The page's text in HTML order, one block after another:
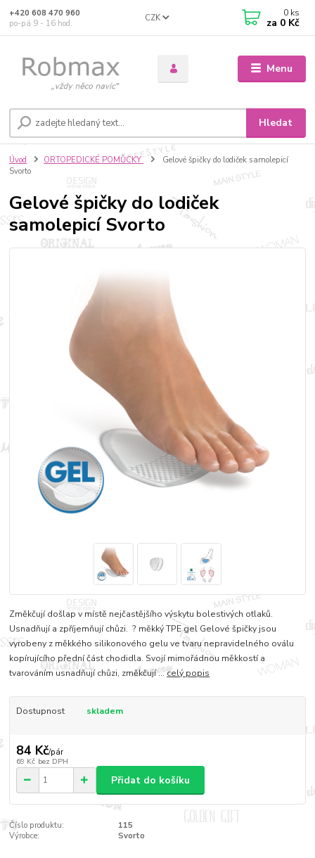
Menu
CZK
Hledat
+420 608 470 960
po-pá 9 - 16 hod.
0 ks
za 0 Kč
Úvod ORTOPEDICKÉ POMŮCKY
Gelové špičky do lodiček samolepicí
Svorto
Gelové špičky do lodiček
samolepicí Svorto
Změkčují došlap v místě nejčastějšího výskytu bolestivých otlaků.
Usnadňují a zpříjemňují chůzi. ? měkký TPE gel Gelové špičky jsou
vyrobeny z měkkého silikonového gelu ve tvaru nepravidelného oválu
kopírujícího přední část chodidla. Svojí mimořádnou měkkostí a
tvarováním usnadňují chůzi, změkčují ...celý popis
Dostupnost skladem
84 Kč/pár
69 Kč bez DPH
Přidat do košíku
Číslo produktu:
115
Výrobce:
Svorto